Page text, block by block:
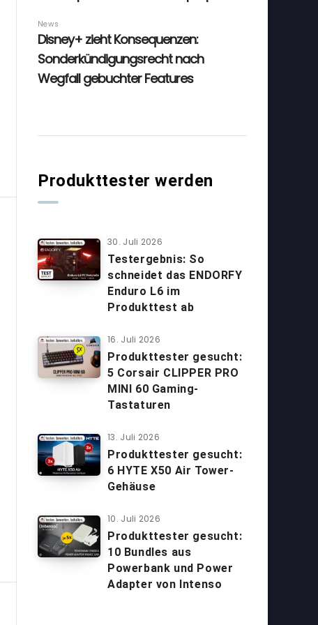
Produkttester werden
30. Juli 2026
Testergebnis: So
schneidet das ENDORFY
Enduro L6 im
Produkttest ab
16. Juli 2026
Produkttester gesucht:
5 Corsair CLIPPER PRO
MINI 60 Gaming-
Tastaturen
13. Juli 2026
Produkttester gesucht:
6 HYTE X50 Air Tower-
Gehäuse
10. Juli 2026
Produkttester gesucht:
10 Bundles aus
Powerbank und Power
Adapter von Intenso